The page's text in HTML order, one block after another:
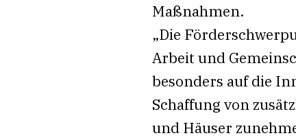
Maßnahmen.
„Die
Arbeit und
besonders auf die
Schaffung von
und Häuser